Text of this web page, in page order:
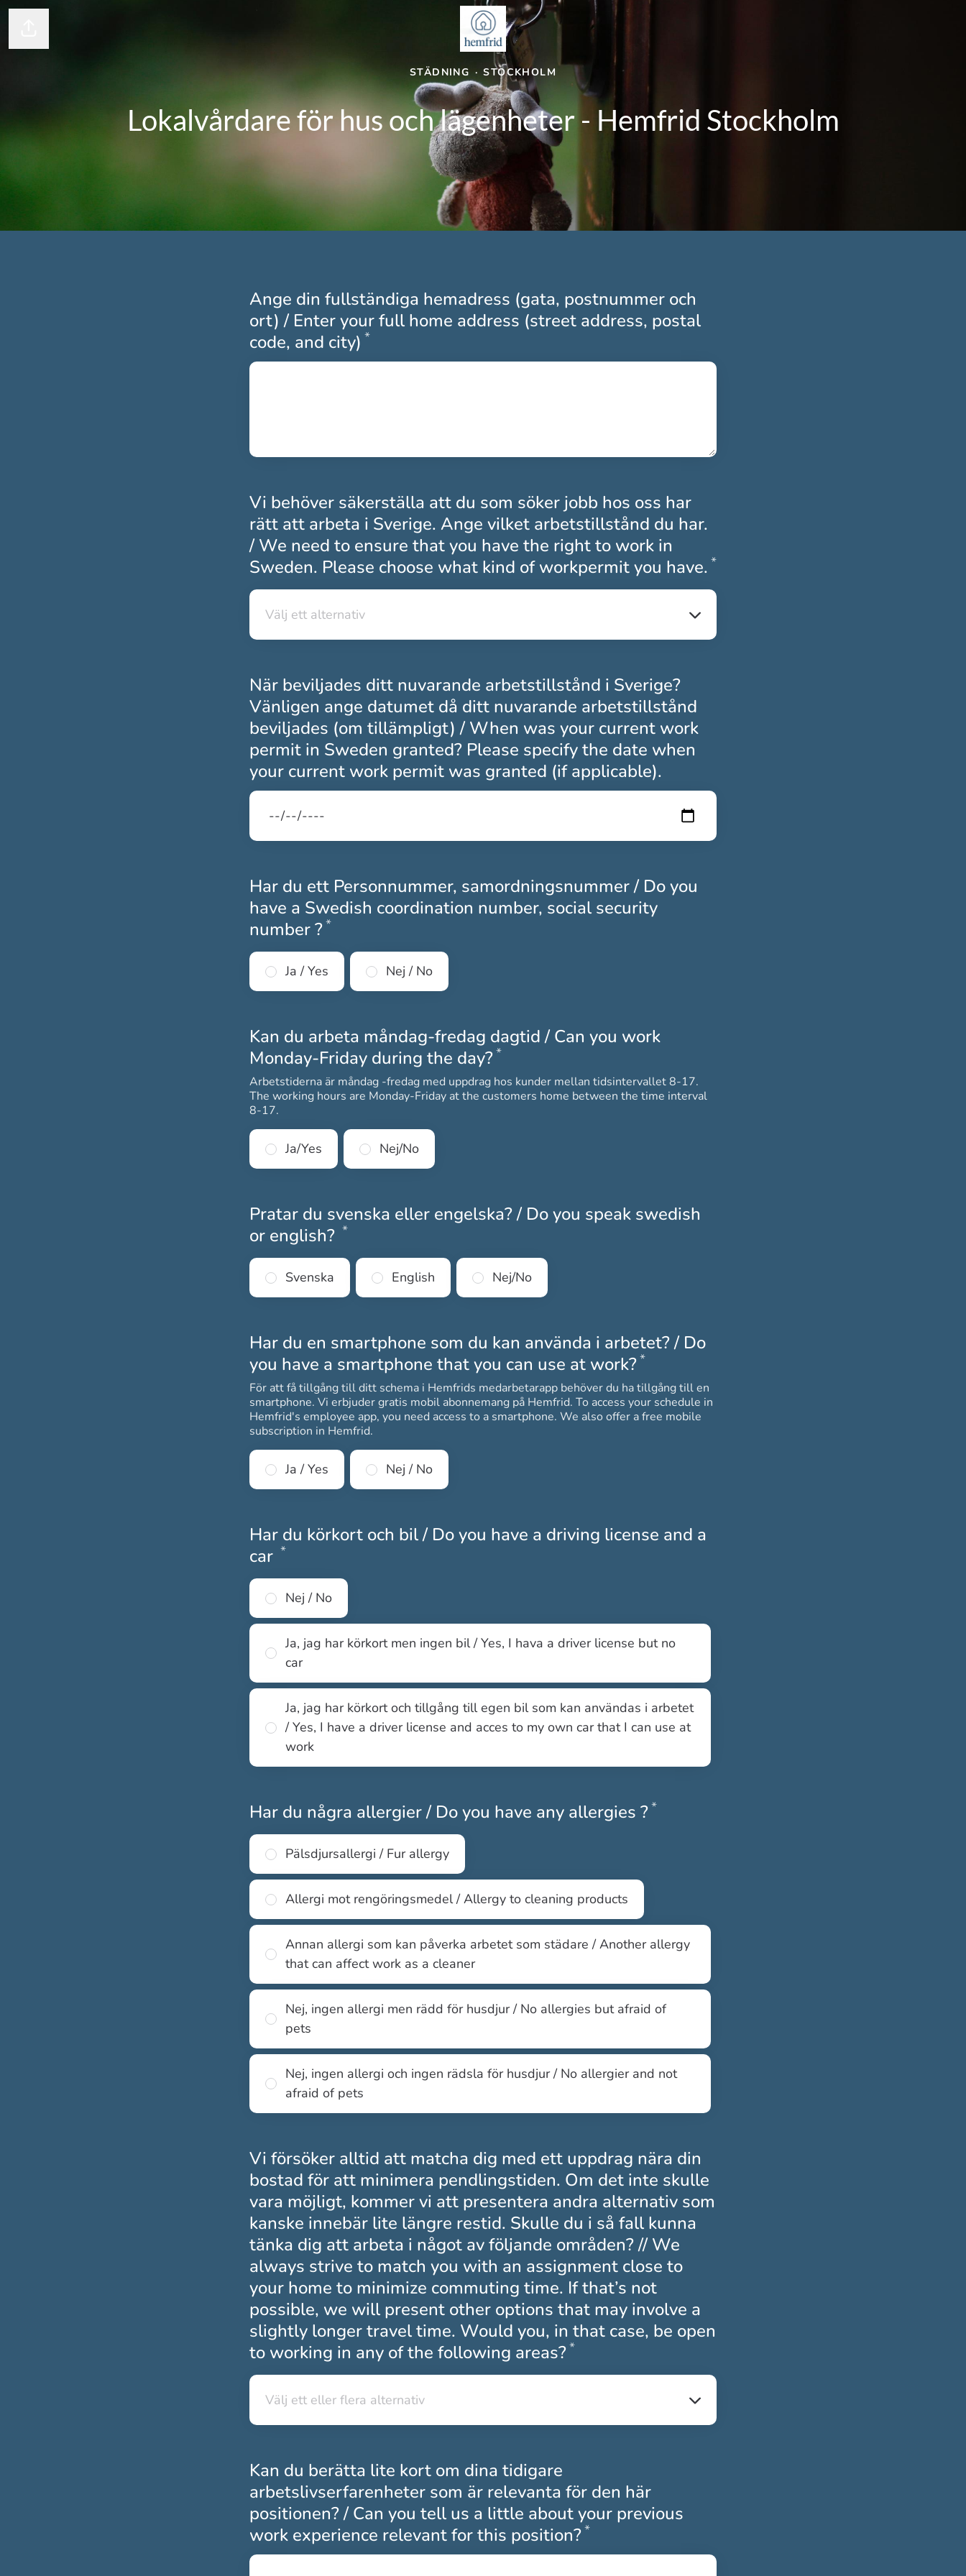
STÄDNING · STOCKHOLM
Lokalvårdare för hus och lägenheter - Hemfrid Stockholm
Ange din fullständiga hemadress (gata, postnummer och
ort) / Enter your full home address (street address, postal
code, and city) *Obligatoriskt
Vi behöver säkerställa att du som söker jobb hos oss har
rätt att arbeta i Sverige. Ange vilket arbetstillstånd du har.
/ We need to ensure that you have the right to work in
Sweden. Please choose what kind of workpermit you have. *Obligatoriskt
Välj ett alternativ
Välj ett alternativ
När beviljades ditt nuvarande arbetstillstånd i Sverige?
Vänligen ange datumet då ditt nuvarande arbetstillstånd
beviljades (om tillämpligt) / When was your current work
permit in Sweden granted? Please specify the date when
your current work permit was granted (if applicable).
Har du ett Personnummer, samordningsnummer / Do you
have a Swedish coordination number, social security
number ?*Obligatoriskt
Ja / Yes Nej / No
Kan du arbeta måndag-fredag dagtid / Can you work
Monday-Friday during the day?*Obligatoriskt
Arbetstiderna är måndag -fredag med uppdrag hos kunder mellan tidsintervallet 8-17.
The working hours are Monday-Friday at the customers home between the time interval
8-17.
Ja/Yes Nej/No
Pratar du svenska eller engelska? / Do you speak swedish
or english? *Obligatoriskt
Svenska English Nej/No
Har du en smartphone som du kan använda i arbetet? / Do
you have a smartphone that you can use at work?*Obligatoriskt
För att få tillgång till ditt schema i Hemfrids medarbetarapp behöver du ha tillgång till en
smartphone. Vi erbjuder gratis mobil abonnemang på Hemfrid. To access your schedule in
Hemfrid's employee app, you need access to a smartphone. We also offer a free mobile
subscription in Hemfrid.
Ja / Yes Nej / No
Har du körkort och bil / Do you have a driving license and a
car *Obligatoriskt
Nej / No
Ja, jag har körkort men ingen bil / Yes, I hava a driver license but no
car
Ja, jag har körkort och tillgång till egen bil som kan användas i arbetet
/ Yes, I have a driver license and acces to my own car that I can use at
work
Har du några allergier / Do you have any allergies ?*Obligatoriskt
Pälsdjursallergi / Fur allergy
Allergi mot rengöringsmedel / Allergy to cleaning products
Annan allergi som kan påverka arbetet som städare / Another allergy
that can affect work as a cleaner
Nej, ingen allergi men rädd för husdjur / No allergies but afraid of
pets
Nej, ingen allergi och ingen rädsla för husdjur / No allergier and not
afraid of pets
Vi försöker alltid att matcha dig med ett uppdrag nära din
bostad för att minimera pendlingstiden. Om det inte skulle
vara möjligt, kommer vi att presentera andra alternativ som
kanske innebär lite längre restid. Skulle du i så fall kunna
tänka dig att arbeta i något av följande områden? // We
always strive to match you with an assignment close to
your home to minimize commuting time. If that’s not
possible, we will present other options that may involve a
slightly longer travel time. Would you, in that case, be open
to working in any of the following areas?*Obligatoriskt
Välj ett eller flera alternativ
Välj ett eller flera alternativ
Kan du berätta lite kort om dina tidigare
arbetslivserfarenheter som är relevanta för den här
positionen? / Can you tell us a little about your previous
work experience relevant for this position?*Obligatoriskt